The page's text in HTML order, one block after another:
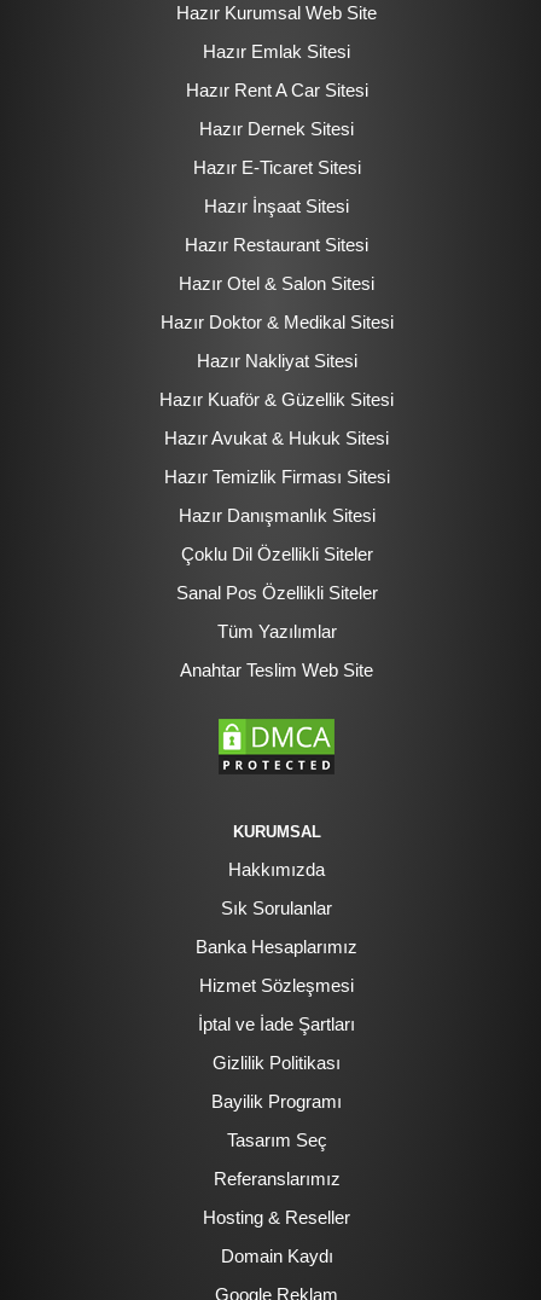
Hazır Kurumsal Web Site
Hazır Emlak Sitesi
Hazır Rent A Car Sitesi
Hazır Dernek Sitesi
Hazır E-Ticaret Sitesi
Hazır İnşaat Sitesi
Hazır Restaurant Sitesi
Hazır Otel & Salon Sitesi
Hazır Doktor & Medikal Sitesi
Hazır Nakliyat Sitesi
Hazır Kuaför & Güzellik Sitesi
Hazır Avukat & Hukuk Sitesi
Hazır Temizlik Firması Sitesi
Hazır Danışmanlık Sitesi
Çoklu Dil Özellikli Siteler
Sanal Pos Özellikli Siteler
Tüm Yazılımlar
Anahtar Teslim Web Site
KURUMSAL
Hakkımızda
Sık Sorulanlar
Banka Hesaplarımız
Hizmet Sözleşmesi
İptal ve İade Şartları
Gizlilik Politikası
Bayilik Programı
Tasarım Seç
Referanslarımız
Hosting & Reseller
Domain Kaydı
Google Reklam